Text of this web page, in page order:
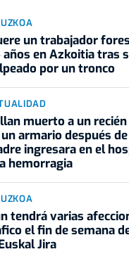
un trabajador
en Azkoitia tras
por un tronco
muerto a un
armario después
ingresara en el
hemorragia
tendrá varias
el fin de semana
Jira